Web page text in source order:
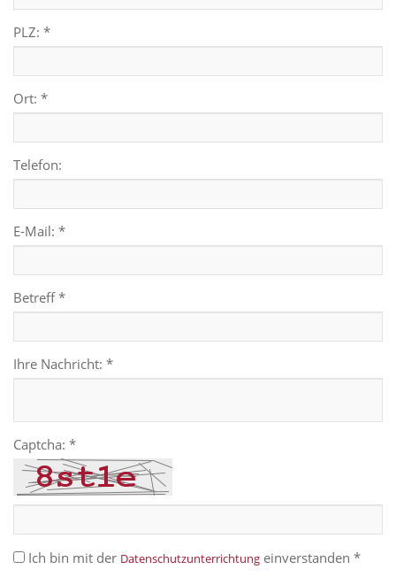
PLZ: *
Ort: *
Telefon:
E-Mail: *
Betreff *
Ihre Nachricht: *
Captcha: *
Ich bin mit der Datenschutzunterrichtung einverstanden *